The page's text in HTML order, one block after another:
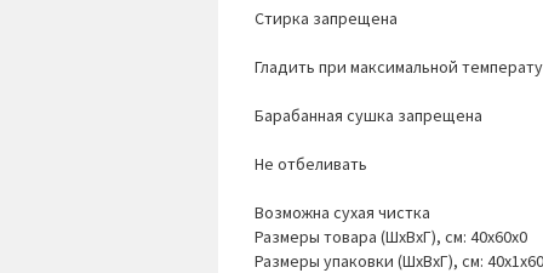
Стирка запрещена
Гладить при максимальной
Барабанная сушка запрещена
Не отбеливать
Возможна сухая чистка
Размеры товара (ШхВхГ), см: 40x60x0
Размеры упаковки (ШхВхГ), см: 40x1x60